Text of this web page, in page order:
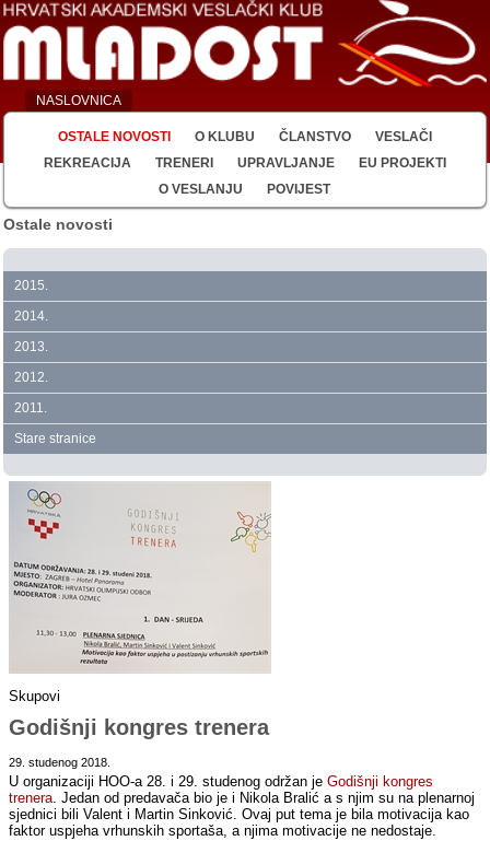
NASLOVNICA
OSTALE NOVOSTI O KLUBU ČLANSTVO
VESLAČI
REKREACIJA
TRENERI UPRAVLJANJE
EU PROJEKTI
O VESLANJU
POVIJEST
Ostale novosti
2015.
2014.
2013.
2012.
2011.
Stare stranice
Skupovi
Godišnji kongres trenera
29. studenog 2018.
U organizaciji HOO-a 28. i 29. studenog održan jeGodišnji kongres
trenera. Jedan od predavača bio je i Nikola Bralić a s njim su na plenarnoj
sjednici bili Valent i Martin Sinković. Ovaj put tema je bila motivacija kao
faktor uspjeha vrhunskih sportaša, a njima motivacije ne nedostaje.